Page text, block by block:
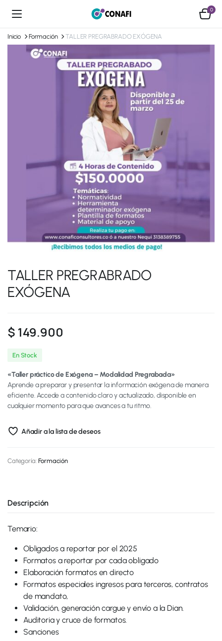
0
Inicio Formación TALLER PREGRABRADO EXÓGENA
TALLER PREGRABRADO
EXÓGENA
$ 149.900
En Stock
«Taller práctico de Exógena – Modalidad Pregrabada»
Aprende a preparar y presentar la información exógena de manera
eficiente. Accede a contenido claro y actualizado, disponible en
cualquier momento para que avances a tu ritmo.
Añadir a la lista de deseos
Categoría: Formación
Descripción
Temario:
Obligados a reportar por el 2025
Formatos a reportar por cada obligado
Elaboración formatos en directo
Formatos especiales ingresos para terceros, contratos
de mandato,
Validación, generación cargue y envío a la Dian.
Auditoria y cruce de formatos.
Sanciones